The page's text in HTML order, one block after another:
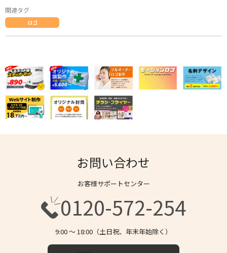
関連タグ
ロゴ
お問い合わせ
お客様サポートセンター
0120-572-254
9:00 〜 18:00（土日祝、年末年始除く）